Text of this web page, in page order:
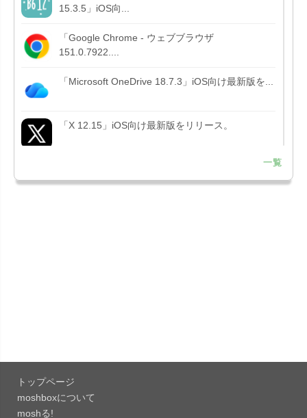
15.3.5」iOS向...
「Google Chrome - ウェブブラウザ
151.0.7922....
「Microsoft OneDrive 18.7.3」iOS向け最新版を...
「X 12.15」iOS向け最新版をリリース。
Liguid G...
「Evernote 11.28.2」Mac向け最新版をリリー
ス。AIプロ...
一覧
トップページ
moshboxについて
moshる!